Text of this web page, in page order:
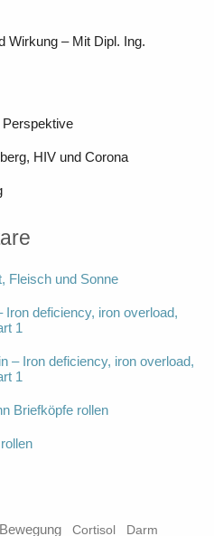
Wirkung – Mit Dipl. Ing.
HIV und Corona
Fleisch und Sonne
Iron deficiency, iron overload,
1
– Iron deficiency, iron overload,
1
Briefköpfe rollen
Bewegung Cortisol Darm